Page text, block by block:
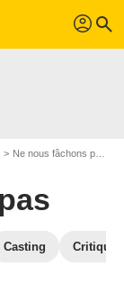
profil search
Ne nous fâchons pas en DVD
Casting